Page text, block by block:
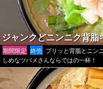
ジャンクどニンニク背脂
期間限定 終売 プリッと背脂とニン
しめなツバメさんならではの一杯！